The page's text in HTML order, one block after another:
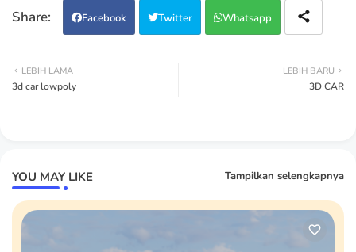
Facebook Twitter Whatsapp
LEBIH BARU
3D CAR
LEBIH LAMA
3d car lowpoly
YOU MAY LIKE Tampilkan selengkapnya